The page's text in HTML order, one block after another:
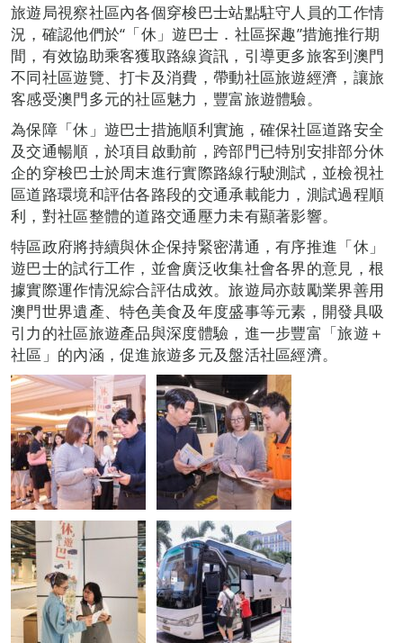
旅遊局視察社區內各個穿梭巴士站點駐守人員的工作情
況，確認他們於“「休」遊巴士．社區探趣”措施推行期
間，有效協助乘客獲取路線資訊，引導更多旅客到澳門
不同社區遊覽、打卡及消費，帶動社區旅遊經濟，讓旅
客感受澳門多元的社區魅力，豐富旅遊體驗。
為保障「休」遊巴士措施順利實施，確保社區道路安全
及交通暢順，於項目啟動前，跨部門已特別安排部分休
企的穿梭巴士於周末進行實際路線行駛測試，並檢視社
區道路環境和評估各路段的交通承載能力，測試過程順
利，對社區整體的道路交通壓力未有顯著影響。
特區政府將持續與休企保持緊密溝通，有序推進「休」
遊巴士的試行工作，並會廣泛收集社會各界的意見，根
據實際運作情況綜合評估成效。旅遊局亦鼓勵業界善用
澳門世界遺產、特色美食及年度盛事等元素，開發具吸
引力的社區旅遊產品與深度體驗，進一步豐富「旅遊＋
社區」的內涵，促進旅遊多元及盤活社區經濟。